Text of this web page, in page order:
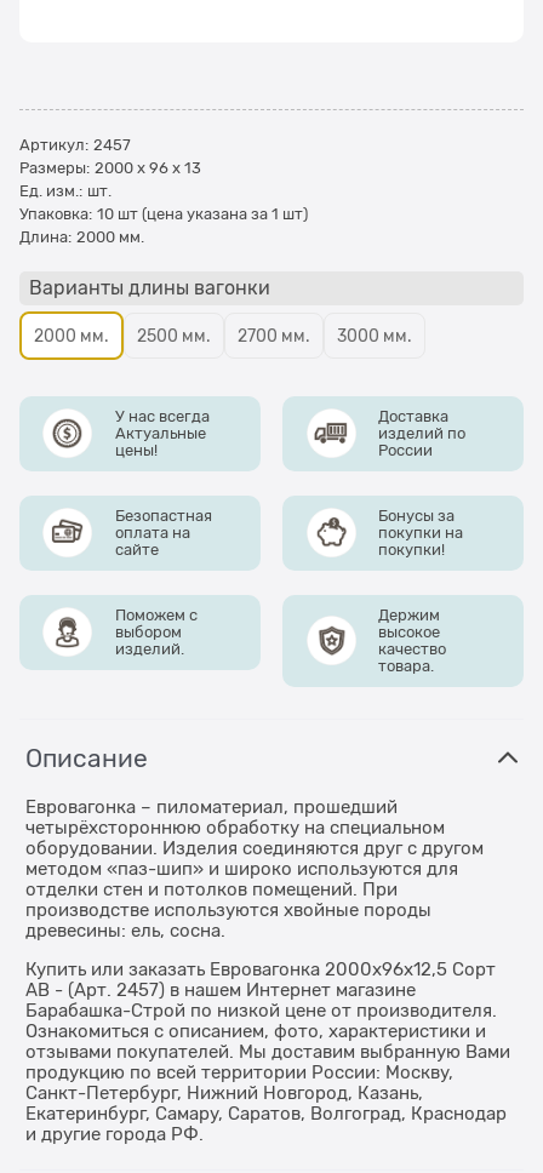
Артикул: 2457
Размеры: 2000 x 96 x 13
Ед. изм.: шт.
Упаковка: 10 шт (цена указана за 1 шт)
Длина: 2000 мм.
Варианты длины вагонки
2000 мм. 2500 мм. 2700 мм. 3000 мм.
У нас всегда
Актуальные
цены!
Доставка
изделий по
России
Безопастная
оплата на
сайте
Бонусы за
покупки на
покупки!
Поможем с
выбором
изделий.
Держим
высокое
качество
товара.
Описание
Евровагонка – пиломатериал, прошедший
четырёхстороннюю обработку на специальном
оборудовании. Изделия соединяются друг с другом
методом «паз-шип» и широко используются для
отделки стен и потолков помещений. При
производстве используются хвойные породы
древесины: ель, сосна.
Купить или заказать Евровагонка 2000х96х12,5 Сорт
АВ - (Арт. 2457) в нашем Интернет магазине
Барабашка-Строй по низкой цене от производителя.
Ознакомиться с описанием, фото, характеристики и
отзывами покупателей. Мы доставим выбранную Вами
продукцию по всей территории России: Москву,
Санкт-Петербург, Нижний Новгород, Казань,
Екатеринбург, Самару, Саратов, Волгоград, Краснодар
и другие города РФ.